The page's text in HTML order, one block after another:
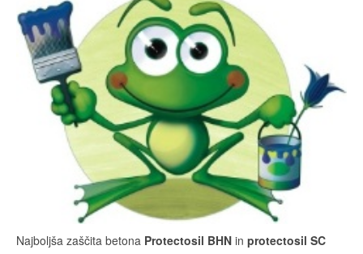
Najboljša zaščita betona Protectosil BHN in protectosil SC